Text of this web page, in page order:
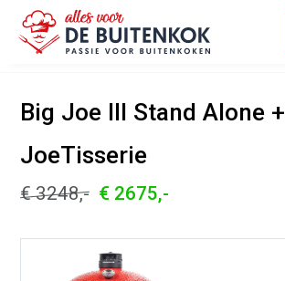
werkdag verzonden
Alle producten
Big Joe III Stand Alone +
JoeTisserie
€ 3248,- € 2675,-